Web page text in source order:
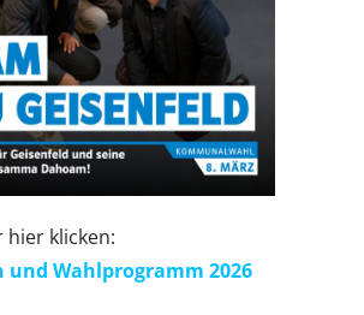
hier klicken:
und Wahlprogramm 2026